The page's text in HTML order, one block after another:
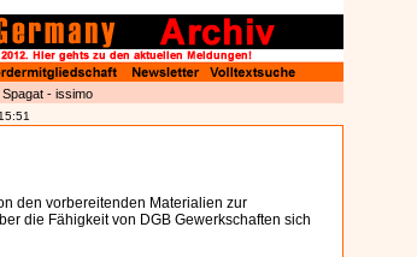
- issimo
den vorbereitenden Materialien zur
die Fähigkeit von DGB Gewerkschaften sich